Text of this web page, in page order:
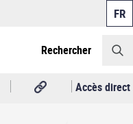
Rechercher
Accès direct